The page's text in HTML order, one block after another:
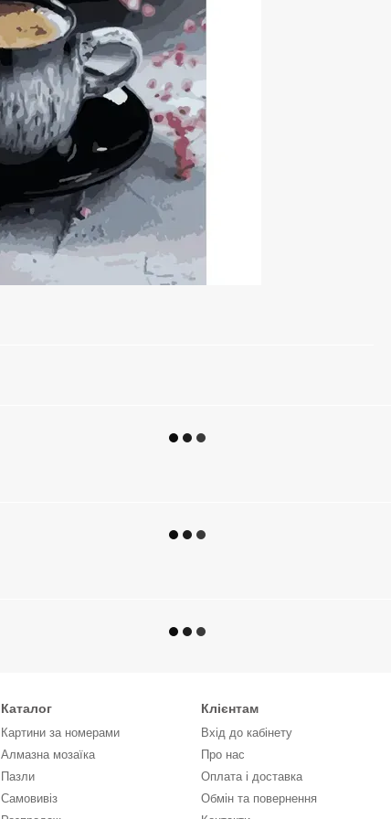
Каталог
Картини за номерами
Алмазна мозаїка
Пазли
Самовивіз
Клієнтам
Вхід до кабінету
Про нас
Оплата і доставка
Обмін та повернення